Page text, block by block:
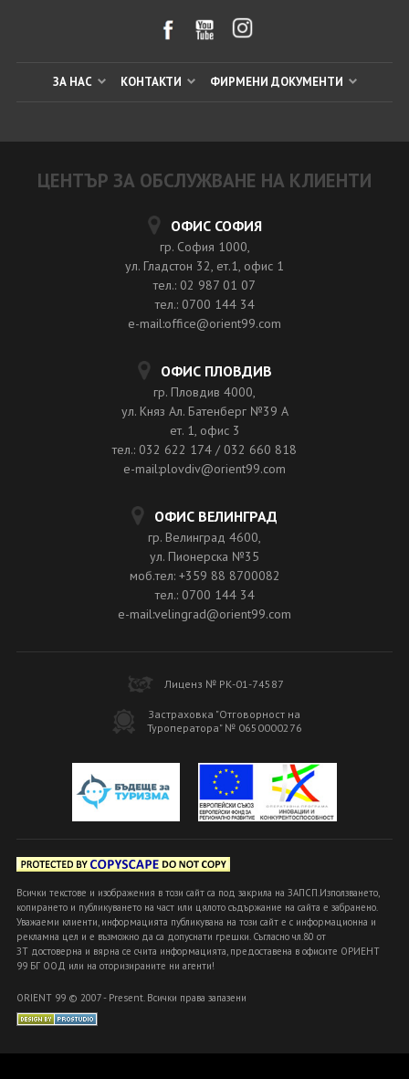
ЗА НАС КОНТАКТИ ФИРМЕНИ ДОКУМЕНТИ
ЦЕНТЪР ЗА ОБСЛУЖВАНЕ НА КЛИЕНТИ
ОФИС СОФИЯ
гр. София 1000,
ул. Гладстон 32, ет.1, офис 1
тел.: 02 987 01 07
тел.: 0700 144 34
e-mail:office@orient99.com
ОФИС ПЛОВДИВ
гр. Пловдив 4000,
ул. Княз Ал. Батенберг №39 A
ет. 1, офис 3
тел.: 032 622 174 / 032 660 818
e-mail:plovdiv@orient99.com
ОФИС ВЕЛИНГРАД
гр. Велинград 4600,
ул. Пионерска №35
моб.тел: +359 88 8700082
тел.: 0700 144 34
e-mail:velingrad@orient99.com
Лиценз № РК-01-74587
Застраховка "Отговорност на
Туроператора" № 0650000276
Всички текстове и изображения в този сайт са под закрила на ЗАПСП.Използването,
копирането и публикуването на част или цялото съдържание на сайта е забранено.
Уважаеми клиенти, информацията публикувана на този сайт е с информационна и
рекламна цел и е възможно да са допуснати грешки. Съгласно чл.80 от
ЗТ достоверна и вярна се счита информацията, предоставена в офисите ОРИЕНТ
99 БГ ООД или на оторизираните ни агенти!
ORIENT 99 © 2007 - Present. Всички права запазени